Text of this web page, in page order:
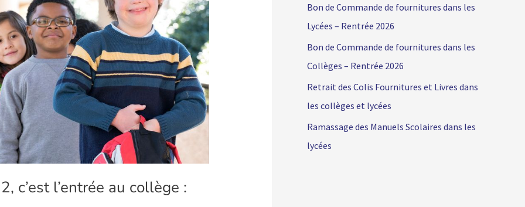
c’est l’entrée au collège :
Bon de Commande de fournitures dans les
Lycées – Rentrée 2026
Bon de Commande de fournitures dans les
Collèges – Rentrée 2026
Retrait des Colis Fournitures et Livres dans
les collèges et lycées
Ramassage des Manuels Scolaires dans les
lycées